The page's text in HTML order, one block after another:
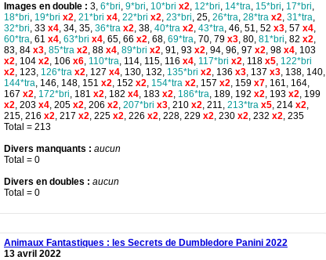
Images en double : 3, 6*bri, 9*bri, 10*bri x2, 12*bri, 14*tra, 15*bri, 17*bri,
18*bri, 19*bri x2, 21*bri x4, 22*bri x2, 23*bri, 25, 26*tra, 28*tra x2, 31*tra,
32*bri, 33 x4, 34, 35, 36*tra x2, 38, 40*tra x2, 43*tra, 46, 51, 52 x3, 57 x4,
60*tra, 61 x4, 63*bri x4, 65, 66 x2, 68, 69*tra, 70, 79 x3, 80, 81*bri, 82 x2,
83, 84 x3, 85*tra x2, 88 x4, 89*bri x2, 91, 93 x2, 94, 96, 97 x2, 98 x4, 103
x2, 104 x2, 106 x6, 110*tra, 114, 115, 116 x4, 117*bri x2, 118 x5, 122*bri
x2, 123, 126*tra x2, 127 x4, 130, 132, 135*bri x2, 136 x3, 137 x3, 138, 140,
144*tra, 146, 148, 151 x2, 152 x2, 154*tra x2, 157 x2, 159 x7, 161, 164,
167 x2, 172*bri, 181 x2, 182 x4, 183 x2, 186*tra, 189, 192 x2, 193 x2, 199
x2, 203 x4, 205 x2, 206 x2, 207*bri x3, 210 x2, 211, 213*tra x5, 214 x2,
215, 216 x2, 217 x2, 225 x2, 226 x2, 228, 229 x2, 230 x2, 232 x2, 235
Total = 213
Divers manquants : aucun
Total = 0
Divers en doubles : aucun
Total = 0
Animaux Fantastiques : les Secrets de Dumbledore Panini 2022
13 avril 2022